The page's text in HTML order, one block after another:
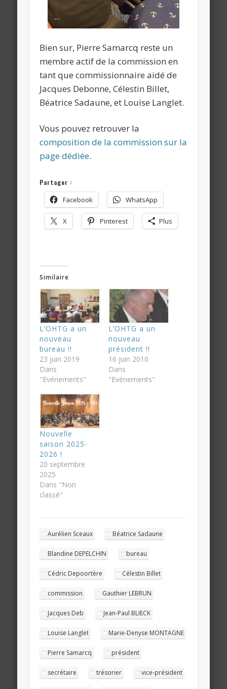
Bien sur, Pierre Samarcq reste un
membre actif de la commission en
tant que commissionnaire aidé de
Jacques Debonne, Célestin Billet,
Béatrice Sadaune, et Louise Langlet.
Vous pouvez retrouver la
composition de la commission sur la
page dédiée.
Partager :
Facebook WhatsApp
X Pinterest Plus
Similaire
L’OHTG a un
nouveau
bureau !!
23 juin 2019
Dans
"Evénements"
L’OHTG a un
nouveau
président !!
16 juin 2010
Dans
"Evénements"
Nouvelle
saison 2025-
2026 !
20 septembre
2025
Dans "Non
classé"
Aurélien Sceaux Béatrice Sadaune
Blandine DEPELCHIN bureau
Cédric Depoortère Célestin Billet
commission Gauthier LEBRUN
Jacques Deb Jean-Paul BLIECK
Louise Langlet Marie-Denyse MONTAGNE
Pierre Samarcq président
secrétaire trésorier vice-président